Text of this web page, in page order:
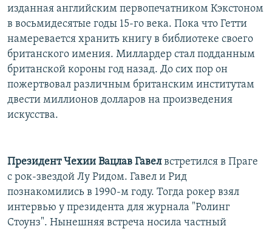
изданная английским первопечатником Кэкстоном
в восьмидесятые годы 15-го века. Пока что Гетти
намеревается хранить книгу в библиотеке своего
британского имения. Миллардер стал подданным
британской короны год назад. До сих пор он
пожертвовал различным британским институтам
двести миллионов долларов на произведения
искусства.
Президент Чехии Вацлав Гавелвстретился в Праге
с рок-звездой Лу Ридом. Гавел и Рид
познакомились в 1990-м году. Тогда рокер взял
интервью у президента для журнала "Ролинг
Стоунз". Нынешняя встреча носила частный